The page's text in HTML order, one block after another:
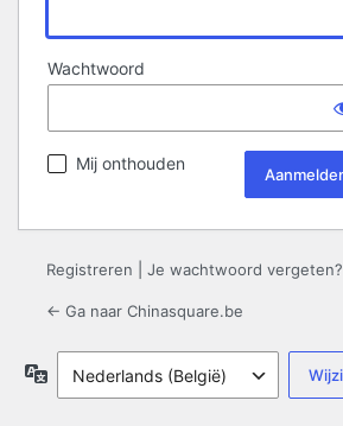
Wachtwoord
Mij onthouden
Registreren Je wachtwoord vergeten?
← Ga naar Chinasquare.be
Taal